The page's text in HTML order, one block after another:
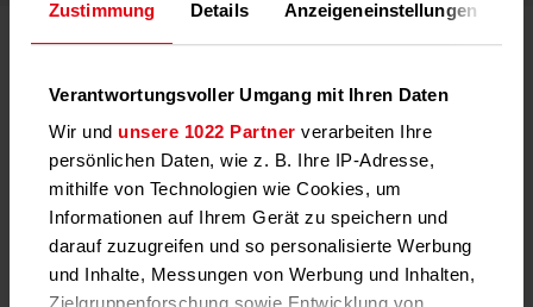
Zustimmung Details Anzeigeneinstellungen
Verantwortungsvoller Umgang mit Ihren Daten
Wir und unsere 1022 Partner verarbeiten Ihre
persönlichen Daten, wie z. B. Ihre IP-Adresse,
mithilfe von Technologien wie Cookies, um
Informationen auf Ihrem Gerät zu speichern und
darauf zuzugreifen und so personalisierte Werbung
und Inhalte, Messungen von Werbung und Inhalten,
sind
Sind die Mietenden selbst Kunden und Vertragspartner
des Versorgungsunternehmens, haben diese Anspruch
darauf, dass Sie sich als Vermieter an der CO₂-Abgabe
beteiligen. In diesem Fall sind Ihre Mieterinnen und Mieter
selbst für die Aufteilung verantwortlich und haben Ihnen